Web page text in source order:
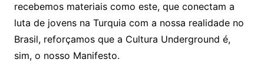
recebemos materiais como este, que conectam a
luta de jovens na Turquia com a nossa realidade no
Brasil, reforçamos que a Cultura Underground é,
sim, o nosso Manifesto.